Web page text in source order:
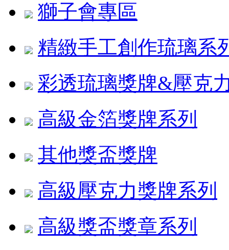
獅子會專區
精緻手工創作琉璃系
彩透琉璃獎牌&壓克
高級金箔獎牌系列
其他獎盃獎牌
高級壓克力獎牌系列
高級獎盃獎章系列